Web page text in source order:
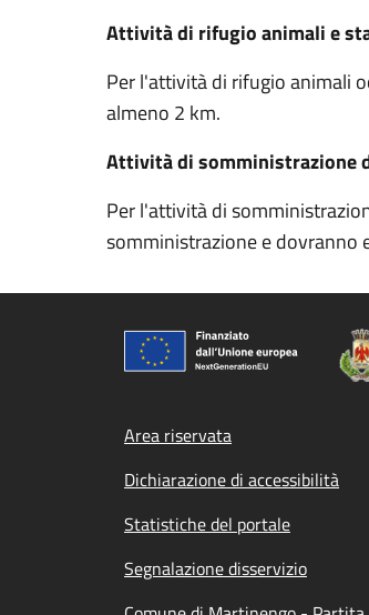
Attività di rifugio animali e
Per l'attività di rifugio animali
almeno 2 km.
Attività di somministrazione
Per l'attività di
somministrazione e dovranno
Footer menu
Area riservata
Dichiarazione di accessibilità
Statistiche del portale
Segnalazione disservizio